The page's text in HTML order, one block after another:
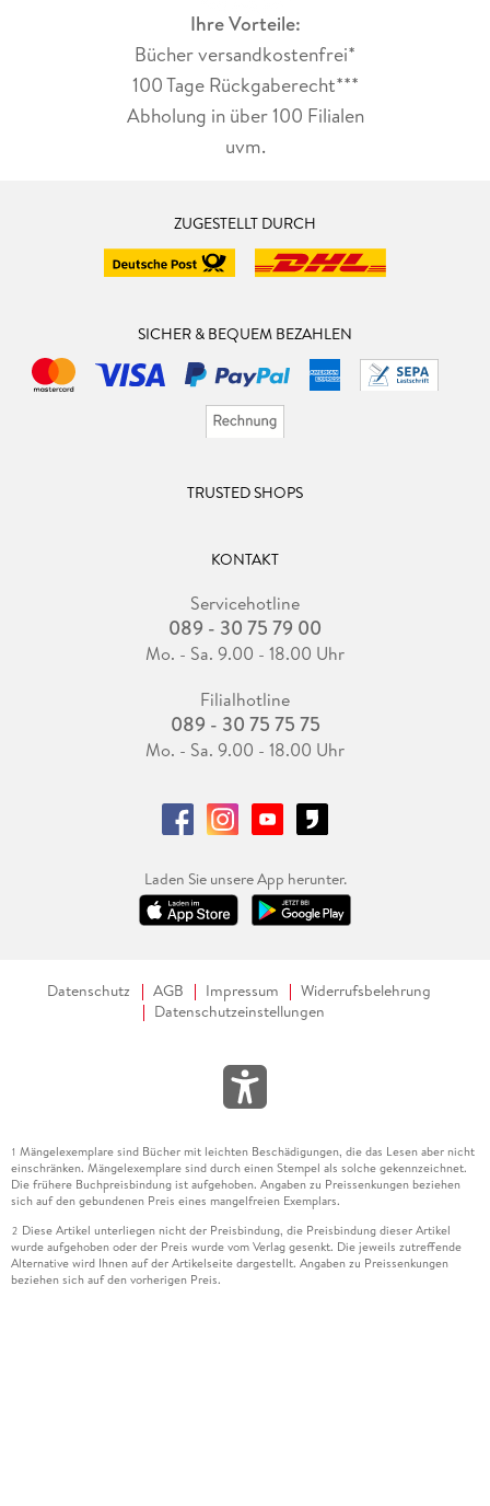
Ihre Vorteile:
Bücher versandkostenfrei*
100 Tage Rückgaberecht***
Abholung in über 100 Filialen
uvm.
ZUGESTELLT DURCH
SICHER & BEQUEM BEZAHLEN
TRUSTED SHOPS
KONTAKT
Servicehotline
089 - 30 75 79 00
Mo. - Sa. 9.00 - 18.00 Uhr
Filialhotline
089 - 30 75 75 75
Mo. - Sa. 9.00 - 18.00 Uhr
Laden Sie unsere App herunter.
Datenschutz AGB Impressum
Widerrufsbelehrung
Datenschutzeinstellungen
1 Mängelexemplare sind Bücher mit leichten Beschädigungen, die das Lesen aber nicht
einschränken. Mängelexemplare sind durch einen Stempel als solche gekennzeichnet.
Die frühere Buchpreisbindung ist aufgehoben. Angaben zu Preissenkungen beziehen
sich auf den gebundenen Preis eines mangelfreien Exemplars.
2 Diese Artikel unterliegen nicht der Preisbindung, die Preisbindung dieser Artikel
wurde aufgehoben oder der Preis wurde vom Verlag gesenkt. Die jeweils zutreffende
Alternative wird Ihnen auf der Artikelseite dargestellt. Angaben zu Preissenkungen
beziehen sich auf den vorherigen Preis.